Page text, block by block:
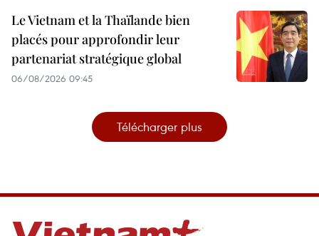
Le Vietnam et la Thaïlande bien
placés pour approfondir leur
partenariat stratégique global
06/08/2026 09:45
Télécharger plus